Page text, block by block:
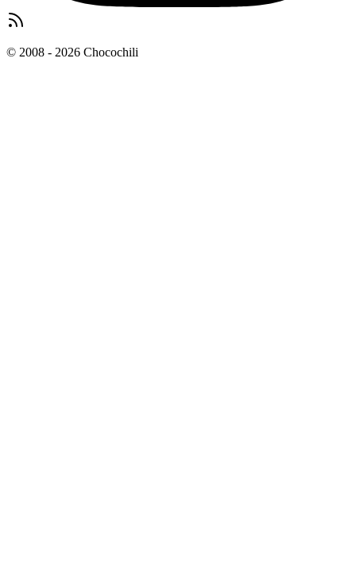
© 2008 - 2026 Chocochili